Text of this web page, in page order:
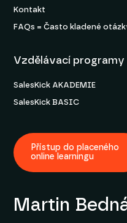
Kontakt
FAQs = Často kladené
Vzdělávací programy
SalesKick AKADEMIE
SalesKick BASIC
Přístup do placeného
online learningu
Martin